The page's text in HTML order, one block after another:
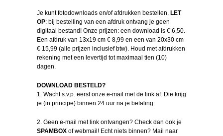
Je kunt fotodownloads en/of afdrukken bestellen. LET
OP: bij bestelling van een afdruk ontvang je geen
digitaal bestand! Onze prijzen: een download is € 6,50.
Een afdruk van 13x19 cm € 8,99 en een van 20x30 cm
€ 15,99 (alle prijzen inclusief btw). Houd met afdrukken
rekening met een levertijd tot maximaal tien (10)
dagen.
DOWNLOAD BESTELD?
1. Wacht s.v.p. eerst onze e-mail met de link af. Die krijg
je (in principe) binnen 24 uur na je betaling.
2. Geen e-mail met link ontvangen? Check dan ook je
SPAMBOX of webmail! Echt niets binnen? Mail naar